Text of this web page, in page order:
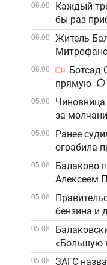
06.08
Каждый
бы раз
06.08
Житель
06.08
Ботсад
прямую
05.08
Чиновница
за
05.08
Ранее
ограбила
05.08
Балаково
Алексеем
05.08
бензина и
05.08
«Большую
05.08
ЗАГС